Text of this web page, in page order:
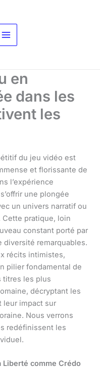
en
dans les
les
du jeu vidéo est
et florissante de
l’expérience
une plongée
un univers narratif ou
Cette pratique, loin
constant porté par
diversité remarquables.
récits intimistes,
pilier fondamental de
titres les plus
décryptant les
leur impact sur
Nous verrons
redéfinissent les
Liberté comme Crédo